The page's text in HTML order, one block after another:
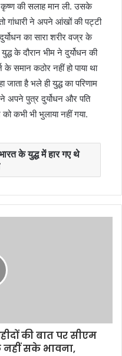
कृष्ण की सलाह मान ली. उसके
गांधारी ने अपने आंखों की पट्टी
का सारा शरीर वज्र के
के दौरान भीम ने दुर्योधन की
समान कठोर नहीं हो पाया था
है भले ही युद्ध का परिणाम
ने अपने पुत्र दुर्योधन और पति
कभी भी भुलाया नहीं गया.
के युद्ध में हार गए थे
की बात पर सीएम
नहीं सके भावना,